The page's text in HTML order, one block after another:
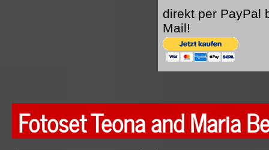
direkt per PayPal
Mail!
Fotoset Teona and Maria